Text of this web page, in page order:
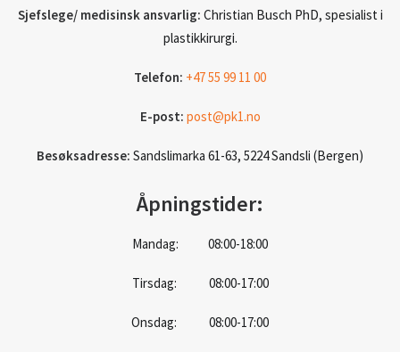
Sjefslege/ medisinsk ansvarlig: Christian Busch PhD, spesialist i
plastikkirurgi.
Telefon: +47 55 99 11 00
E-post: post@pk1.no
Besøksadresse: Sandslimarka 61-63, 5224 Sandsli (Bergen)
Åpningstider:
Mandag: 08:00-18:00
Tirsdag: 08:00-17:00
Onsdag: 08:00-17:00